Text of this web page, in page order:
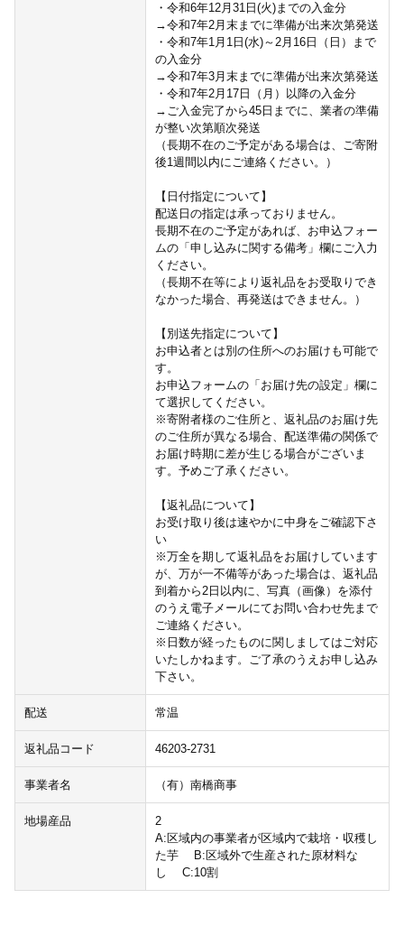
・令和6年12月31日(火)までの入金分
→令和7年2月末までに準備が出来次第発送
・令和7年1月1日(水)～2月16日（日）まで
の入金分
→令和7年3月末までに準備が出来次第発送
・令和7年2月17日（月）以降の入金分
→ご入金完了から45日までに、業者の準備
が整い次第順次発送
（長期不在のご予定がある場合は、ご寄附
後1週間以内にご連絡ください。）
【日付指定について】
配送日の指定は承っておりません。
長期不在のご予定があれば、お申込フォー
ムの「申し込みに関する備考」欄にご入力
ください。
（長期不在等により返礼品をお受取りでき
なかった場合、再発送はできません。）
【別送先指定について】
お申込者とは別の住所へのお届けも可能で
す。
お申込フォームの「お届け先の設定」欄に
て選択してください。
※寄附者様のご住所と、返礼品のお届け先
のご住所が異なる場合、配送準備の関係で
お届け時期に差が生じる場合がございま
す。予めご了承ください。
【返礼品について】
お受け取り後は速やかに中身をご確認下さ
い
※万全を期して返礼品をお届けしています
が、万が一不備等があった場合は、返礼品
到着から2日以内に、写真（画像）を添付
のうえ電子メールにてお問い合わせ先まで
ご連絡ください。
※日数が経ったものに関しましてはご対応
いたしかねます。ご了承のうえお申し込み
下さい。
配送 常温
返礼品コード 46203-2731
事業者名 （有）南橋商事
地場産品
2
A:区域内の事業者が区域内で栽培・収穫し
た芋 B:区域外で生産された原材料な
し C:10割